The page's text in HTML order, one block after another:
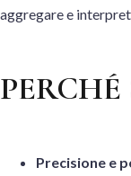
aggregare e
Precisione e